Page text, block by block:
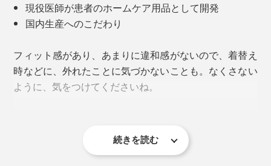
『EARHOOK』の効果を実感すると、その後はメンタル
現役医師が患者のホームケア用品として開発
国内生産へのこだわり
フィット感があり、あまりに違和感がないので、着替え
時などに、外れたことに気づかないことも。なくさない
ように、気をつけてくださいね。
デジタル疲労が深刻化する前に
続きを読む